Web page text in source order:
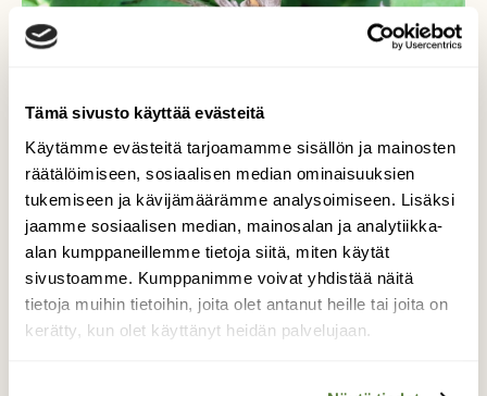
Tämä sivusto käyttää evästeitä
Käytämme evästeitä tarjoamamme sisällön ja mainosten
räätälöimiseen, sosiaalisen median ominaisuuksien
tukemiseen ja kävijämäärämme analysoimiseen. Lisäksi
jaamme sosiaalisen median, mainosalan ja analytiikka-
alan kumppaneillemme tietoja siitä, miten käytät
sivustoamme. Kumppanimme voivat yhdistää näitä
tietoja muihin tietoihin, joita olet antanut heille tai joita on
kerätty, kun olet käyttänyt heidän palvelujaan.
Kanervahämähäkki
Hämis heinikossa.